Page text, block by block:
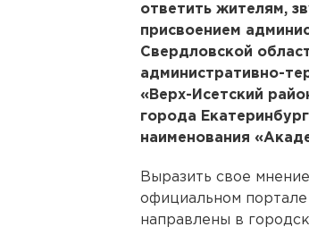
ответить жителям,
присвоением
Свердловской
административно-
«Верх-Исетский
города
наименования
Выразить свое
официальном портале
направлены в